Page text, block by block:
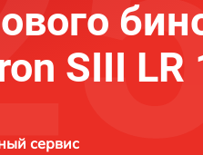
SIII LR
сервис